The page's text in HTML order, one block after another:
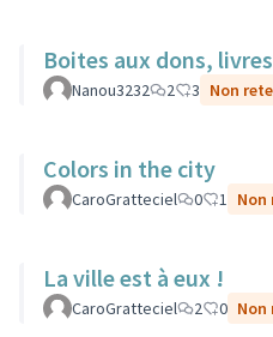
Boites aux dons,
Nanou3232 2 3 Non
Colors in the city
CaroGratteciel 0 1 Non
La ville est à eux !
CaroGratteciel 2 0 Non